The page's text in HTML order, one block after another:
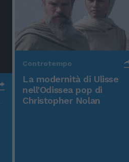
Controtempo
La modernità di Ulisse
nell'Odissea pop di
Christopher Nolan